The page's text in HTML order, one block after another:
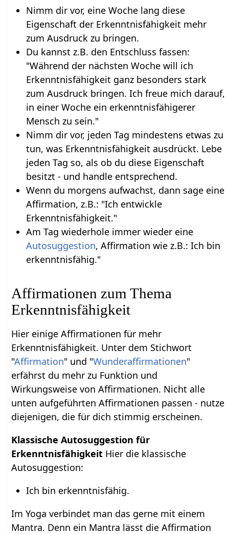
Nimm dir vor, eine Woche lang diese
Eigenschaft der Erkenntnisfähigkeit mehr
zum Ausdruck zu bringen.
Du kannst z.B. den Entschluss fassen:
"Während der nächsten Woche will ich
Erkenntnisfähigkeit ganz besonders stark
zum Ausdruck bringen. Ich freue mich darauf,
in einer Woche ein erkenntnisfähigerer
Mensch zu sein."
Nimm dir vor, jeden Tag mindestens etwas zu
tun, was Erkenntnisfähigkeit ausdrückt. Lebe
jeden Tag so, als ob du diese Eigenschaft
besitzt - und handle entsprechend.
Wenn du morgens aufwachst, dann sage eine
Affirmation, z.B.: "Ich entwickle
Erkenntnisfähigkeit."
Am Tag wiederhole immer wieder eine
Autosuggestion, Affirmation wie z.B.: Ich bin
erkenntnisfähig."
Affirmationen zum Thema
Erkenntnisfähigkeit
Hier einige Affirmationen für mehr
Erkenntnisfähigkeit. Unter dem Stichwort
"Affirmation" und "Wunderaffirmationen"
erfährst du mehr zu Funktion und
Wirkungsweise von Affirmationen. Nicht alle
unten aufgeführten Affirmationen passen - nutze
diejenigen, die für dich stimmig erscheinen.
Klassische Autosuggestion für
Erkenntnisfähigkeit Hier die klassische
Autosuggestion:
Ich bin erkenntnisfähig.
Im Yoga verbindet man das gerne mit einem
Mantra. Denn ein Mantra lässt die Affirmation